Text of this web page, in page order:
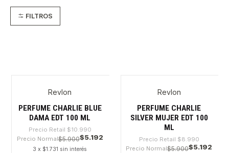
FILTROS
Revlon
PERFUME CHARLIE BLUE
DAMA EDT 100 ML
Precio Retail $10.990
Precio Normal$5.900$5.192
3 x $1.731 sin interés
Revlon
PERFUME CHARLIE
SILVER MUJER EDT 100
ML
Precio Retail $8.990
Precio Normal$5.900$5.192